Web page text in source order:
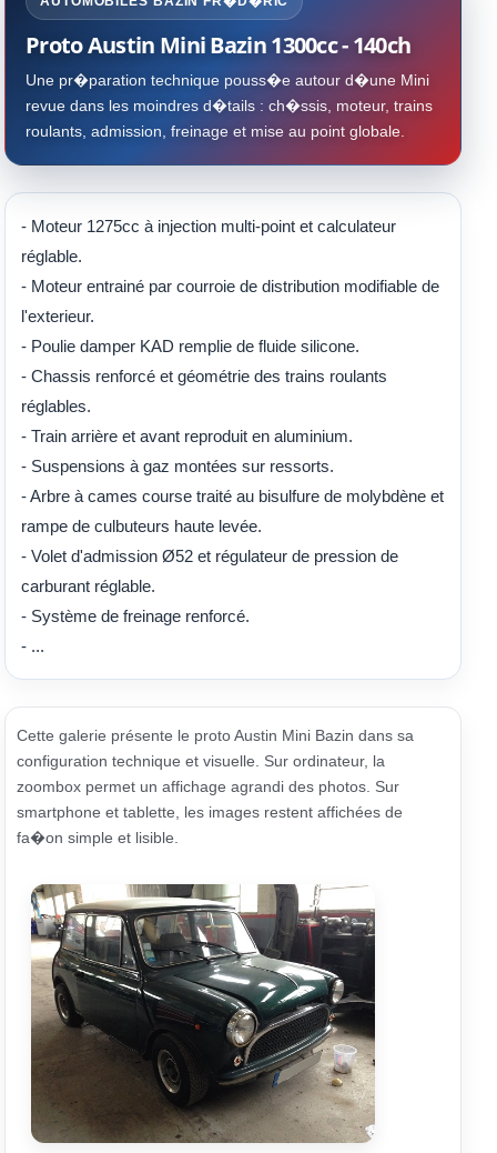
Proto Austin Mini Bazin 1300cc - 140ch
Une pr�paration technique pouss�e autour d�une Mini
revue dans les moindres d�tails : ch�ssis, moteur, trains
roulants, admission, freinage et mise au point globale.
- Moteur 1275cc à injection multi-point et calculateur
réglable.
- Moteur entrainé par courroie de distribution modifiable de
l'exterieur.
- Poulie damper KAD remplie de fluide silicone.
- Chassis renforcé et géométrie des trains roulants
réglables.
- Train arrière et avant reproduit en aluminium.
- Suspensions à gaz montées sur ressorts.
- Arbre à cames course traité au bisulfure de molybdène et
rampe de culbuteurs haute levée.
- Volet d'admission Ø52 et régulateur de pression de
carburant réglable.
- Système de freinage renforcé.
- ...
Cette galerie présente le proto Austin Mini Bazin dans sa
configuration technique et visuelle. Sur ordinateur, la
zoombox permet un affichage agrandi des photos. Sur
smartphone et tablette, les images restent affichées de
fa�on simple et lisible.